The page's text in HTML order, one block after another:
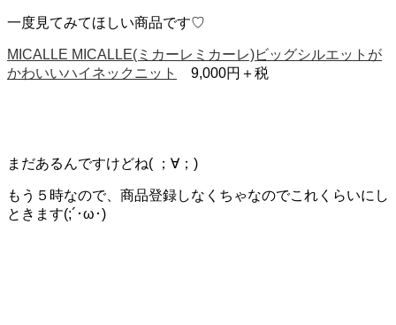
一度見てみてほしい商品です♡
MICALLE MICALLE(ミカーレミカーレ)ビッグシルエットが
かわいいハイネックニット
9,000円＋税
まだあるんですけどね( ；∀；)
もう５時なので、商品登録しなくちゃなのでこれくらいにし
ときます(;´･ω･)